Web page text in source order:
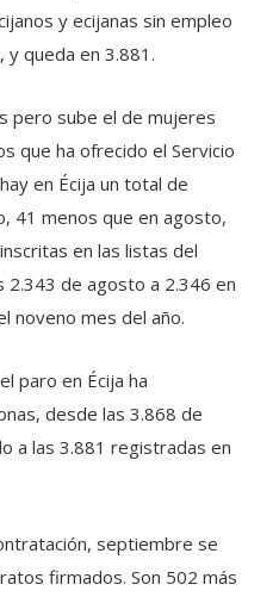
y ecijanas sin empleo
y queda en 3.881.
pero sube el de mujeres
que ha ofrecido el Servicio
en Écija un total de
41 menos que en agosto,
en las listas del
2.343 de agosto a 2.346 en
noveno mes del año.
paro en Écija ha
desde las 3.868 de
a las 3.881 registradas en
septiembre se
firmados. Son 502 más